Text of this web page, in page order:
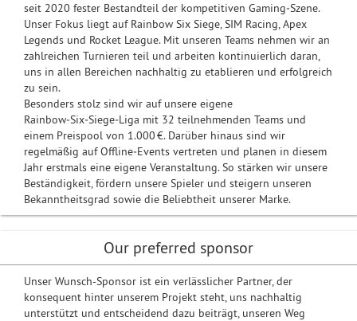
seit 2020 fester Bestandteil der kompetitiven Gaming‑Szene.
Unser Fokus liegt auf Rainbow Six Siege, SIM Racing, Apex
Legends und Rocket League. Mit unseren Teams nehmen wir an
zahlreichen Turnieren teil und arbeiten kontinuierlich daran,
uns in allen Bereichen nachhaltig zu etablieren und erfolgreich
zu sein.
Besonders stolz sind wir auf unsere eigene
Rainbow‑Six‑Siege‑Liga mit 32 teilnehmenden Teams und
einem Preispool von 1.000 €. Darüber hinaus sind wir
regelmäßig auf Offline‑Events vertreten und planen in diesem
Jahr erstmals eine eigene Veranstaltung. So stärken wir unsere
Beständigkeit, fördern unsere Spieler und steigern unseren
Bekanntheitsgrad sowie die Beliebtheit unserer Marke.
Our preferred sponsor
Unser Wunsch-Sponsor ist ein verlässlicher Partner, der
konsequent hinter unserem Projekt steht, uns nachhaltig
unterstützt und entscheidend dazu beiträgt, unseren Weg